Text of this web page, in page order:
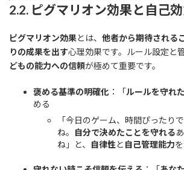
2.2. ピグマリオン効果と自己
ピグマリオン効果とは、 他者から期待される
りの成果を出す心理効果です。ルール設定と
どもの能力への信頼が極めて重要です。
褒める基準の明確化 ：「ルールを守れ
める
「今日のゲーム、時間ぴったり
ね。
自分で決めたことを守れる
ね」と、
自律性と 自己管理能力